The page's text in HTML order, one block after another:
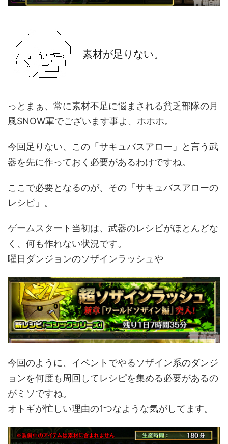
素材が足りない。
っとまぁ、常に素材不足に悩まされる貧乏部隊の月
風SNOW軍でございます事よ、ホホホ。
今回足りない、この「サキュバスアロー」と言う武
器を先に作っておく必要があるわけですね。
ここで必要となるのが、その「サキュバスアローの
レシピ」。
ゲームスタート当初は、武器のレシピがほとんどな
く、何も作れない状況です。
曜日ダンジョンのソザインラッシュや
今回のように、イベントでやるソザイン系のダンジ
ョンを何度も周回してレシピを集める必要があるの
がミソですね。
オトギが忙しい理由の1つなような気がしてます。